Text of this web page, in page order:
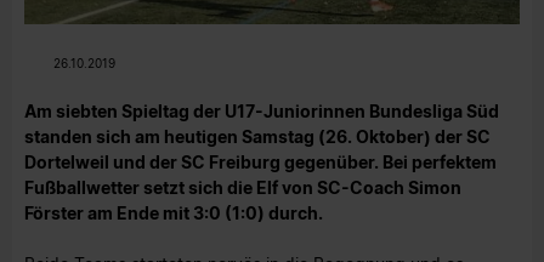
26.10.2019
Am siebten Spieltag der U17-Juniorinnen Bundesliga Süd
standen sich am heutigen Samstag (26. Oktober) der SC
Dortelweil und der SC Freiburg gegenüber. Bei perfektem
Fußballwetter setzt sich die Elf von SC-Coach Simon
Förster am Ende mit 3:0 (1:0) durch.